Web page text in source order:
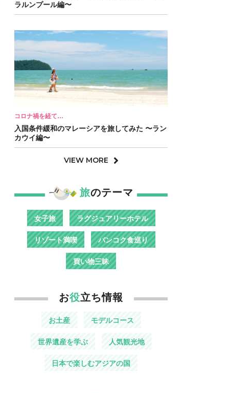
ラルンプール編〜
コロナ禍を経て…
入国条件緩和のマレーシアを旅してみた 〜ラン
カウイ編〜
VIEW MORE
旅のテーマ
女子旅 ラグジュアリーホテル
リゾート満喫 バンコク食巡り
買い物三昧
お役立ち情報
お土産 モデルコース
世界遺産を学ぶ 人気観光地
日本で楽しむアジアの国